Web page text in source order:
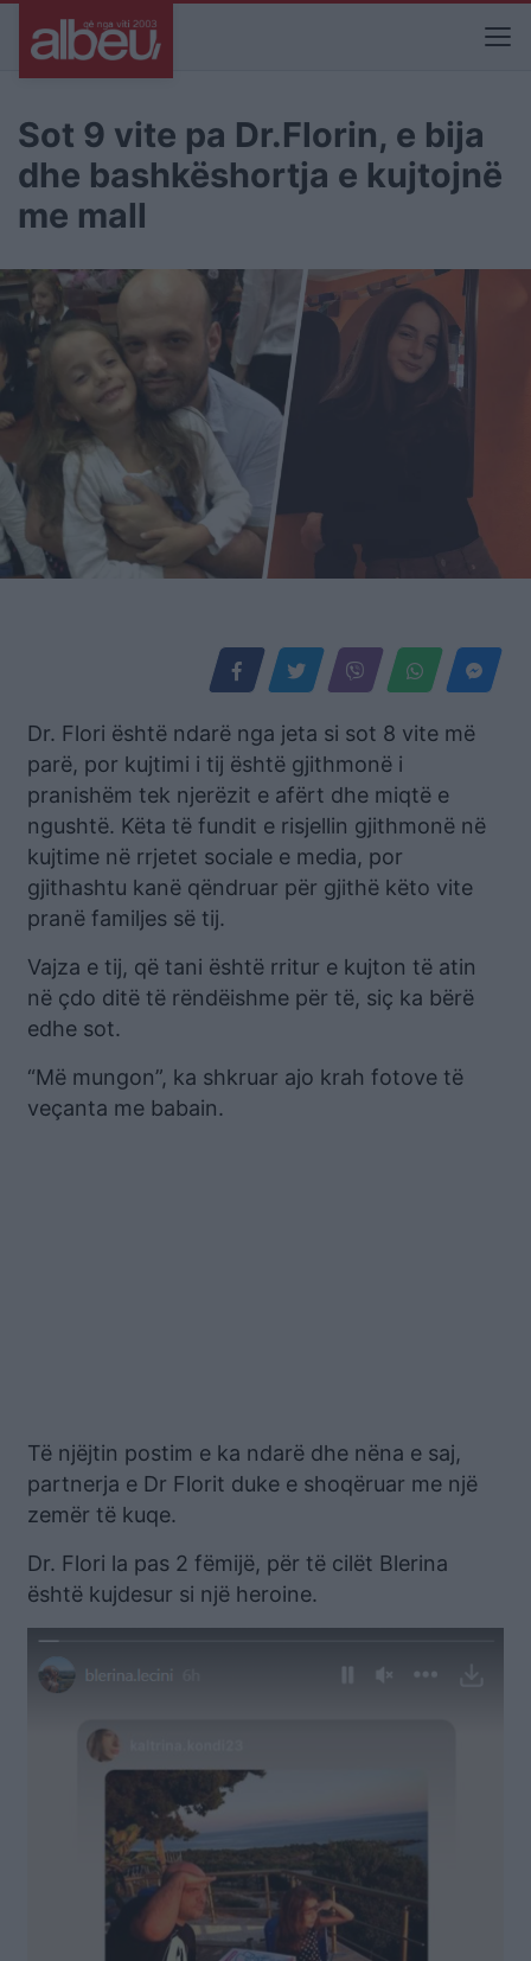
Sot 9 vite pa Dr.Florin, e bija
dhe bashkëshortja e kujtojnë
me mall
Dr. Flori është ndarë nga jeta si sot 8 vite më
parë, por kujtimi i tij është gjithmonë i
pranishëm tek njerëzit e afërt dhe miqtë e
ngushtë. Këta të fundit e risjellin gjithmonë në
kujtime në rrjetet sociale e media, por
gjithashtu kanë qëndruar për gjithë këto vite
pranë familjes së tij.
Vajza e tij, që tani është rritur e kujton të atin
në çdo ditë të rëndëishme për të, siç ka bërë
edhe sot.
“Më mungon”, ka shkruar ajo krah fotove të
veçanta me babain.
Të njëjtin postim e ka ndarë dhe nëna e saj,
partnerja e Dr Florit duke e shoqëruar me një
zemër të kuqe.
Dr. Flori la pas 2 fëmijë, për të cilët Blerina
është kujdesur si një heroine.